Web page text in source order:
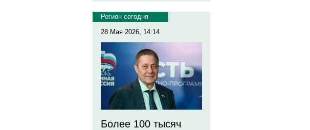
Регион сегодня
28 Мая 2026, 14:14
Более 100 тысяч